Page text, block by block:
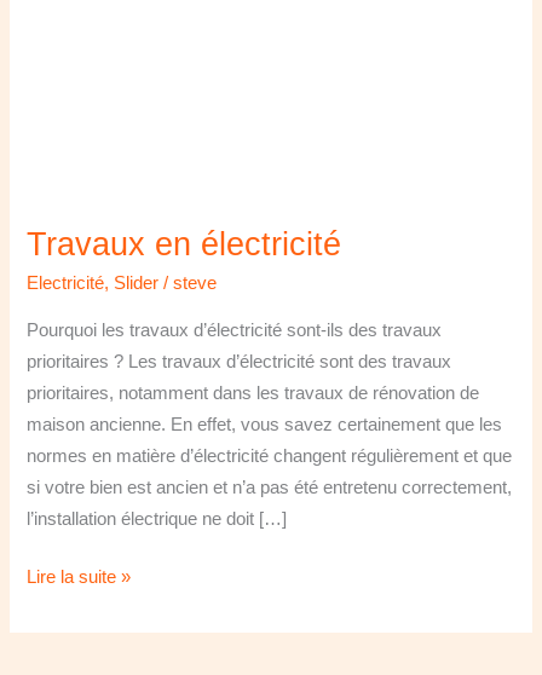
Travaux en électricité
Electricité, Slider /steve
Pourquoi les travaux d’électricité sont-ils des travaux
prioritaires ? Les travaux d’électricité sont des travaux
prioritaires, notamment dans les travaux de rénovation de
maison ancienne. En effet, vous savez certainement que les
normes en matière d’électricité changent régulièrement et que
si votre bien est ancien et n’a pas été entretenu correctement,
l’installation électrique ne doit […]
Lire la suite »